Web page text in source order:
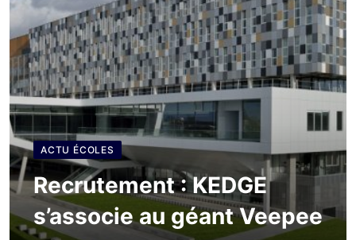
ACTU ÉCOLES
Recrutement : KEDGE
s’associe au géant Veepee